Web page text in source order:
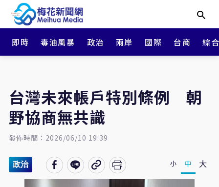
即時 毒油風暴 政治 兩岸 國際 台商 綜
台灣未來帳戶特別條例 朝
野協商無共識
發佈時間：2026/06/10 19:39
政治 小 中 大